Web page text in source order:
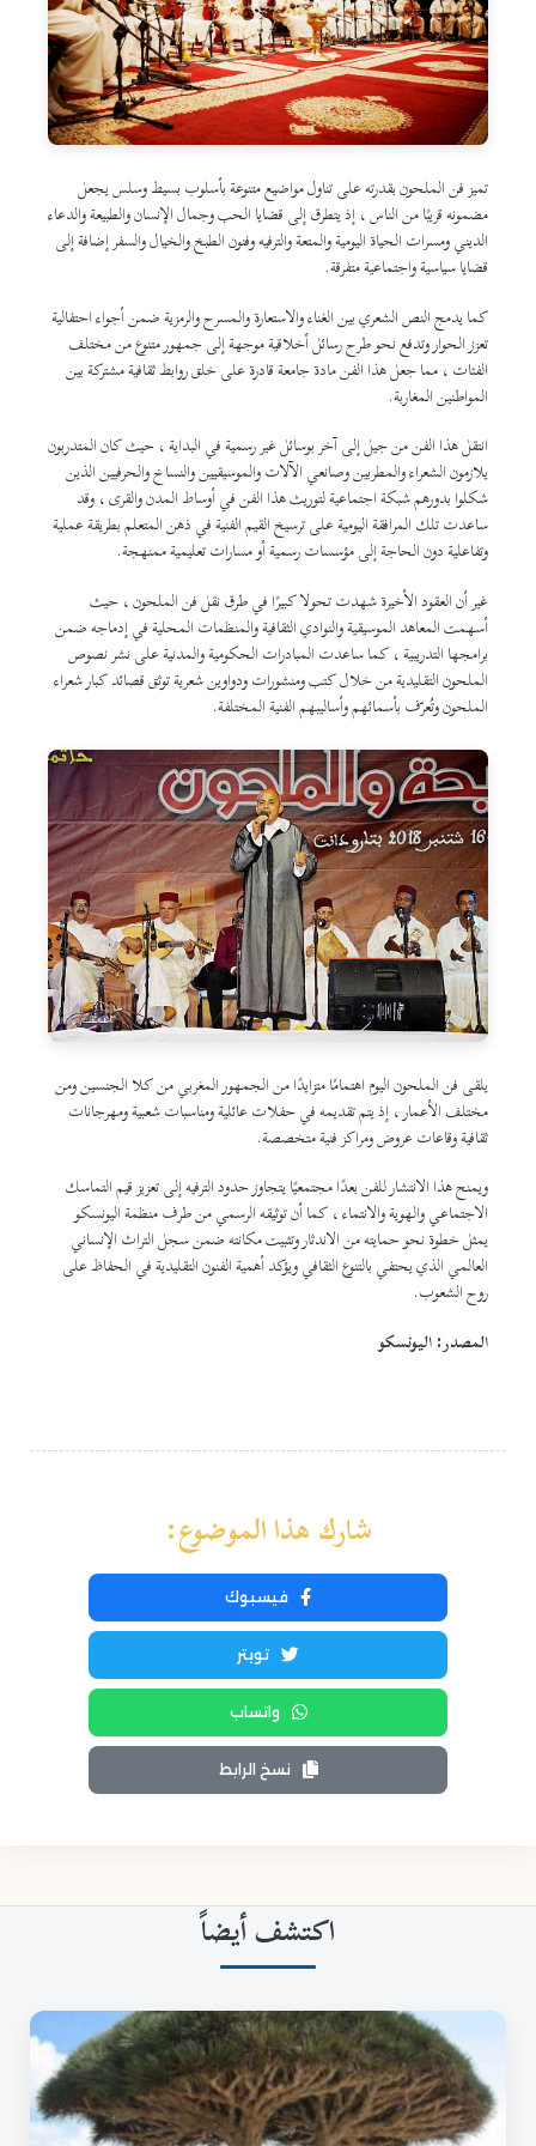
تميز فن الملحون بقدرته على تناول مواضيع متنوعة بأسلوب بسيط وسلس يجعل
مضمونه قريبًا من الناس ، إذ يتطرق إلى قضايا الحب وجمال الإنسان والطبيعة والدعاء
الديني ومسرات الحياة اليومية والمتعة والترفيه وفنون الطبخ والخيال والسفر إضافة إلى
قضايا سياسية واجتماعية متفرقة.
كما يدمج النص الشعري بين الغناء والاستعارة والمسرح والرمزية ضمن أجواء احتفالية
تعزز الحوار وتدفع نحو طرح رسائل أخلاقية موجهة إلى جمهور متنوع من مختلف
الفئات ، مما جعل هذا الفن مادة جامعة قادرة على خلق روابط ثقافية مشتركة بين
المواطنين المغاربة.
انتقل هذا الفن من جيل إلى آخر بوسائل غير رسمية في البداية ، حيث كان المتدربون
يلازمون الشعراء والمطربين وصانعي الآلات والموسيقيين والنساخ والحرفيين الذين
شكلوا بدورهم شبكة اجتماعية لتوريث هذا الفن في أوساط المدن والقرى ، وقد
ساعدت تلك المرافقة اليومية على ترسيخ القيم الفنية في ذهن المتعلم بطريقة عملية
وتفاعلية دون الحاجة إلى مؤسسات رسمية أو مسارات تعليمية ممنهجة.
غير أن العقود الأخيرة شهدت تحولا كبيرًا في طرق نقل فن الملحون ، حيث
أسهمت المعاهد الموسيقية والنوادي الثقافية والمنظمات المحلية في إدماجه ضمن
برامجها التدريبية ، كما ساعدت المبادرات الحكومية والمدنية على نشر نصوص
الملحون التقليدية من خلال كتب ومنشورات ودواوين شعرية توثق قصائد كبار شعراء
الملحون وتُعرّف بأسمائهم وأساليبهم الفنية المختلفة.
يلقى فن الملحون اليوم اهتمامًا متزايدًا من الجمهور المغربي من كلا الجنسين ومن
مختلف الأعمار ، إذ يتم تقديمه في حفلات عائلية ومناسبات شعبية ومهرجانات
ثقافية وقاعات عروض ومراكز فنية متخصصة.
ويمنح هذا الانتشار للفن بعدًا مجتمعيًا يتجاوز حدود الترفيه إلى تعزيز قيم التماسك
الاجتماعي والهوية والانتماء ، كما أن توثيقه الرسمي من طرف منظمة اليونسكو
يمثل خطوة نحو حمايته من الاندثار وتثبيت مكانته ضمن سجل التراث الإنساني
العالمي الذي يحتفي بالتنوع الثقافي ويؤكد أهمية الفنون التقليدية في الحفاظ على
روح الشعوب.
المصدر: اليونسكو
شارك هذا الموضوع:
فيسبوك
تويتر
واتساب
نسخ الرابط
اكتشف أيضاً